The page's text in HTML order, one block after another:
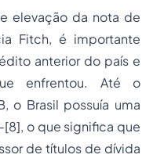
elevação da nota de
Fitch, é importante
anterior do país e
enfrentou. Até o
o Brasil possuía uma
[8], o que significa que
de títulos de dívida